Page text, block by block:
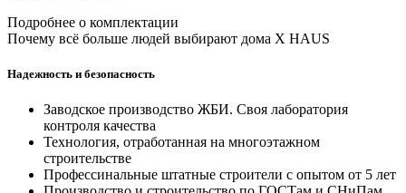
Подробнее о комплектации
Почему всё больше людей выбирают дома X HAUS
Надежность и безопасность
Заводское производство ЖБИ. Своя лаборатория
контроля качества
Технология, отработанная на многоэтажном
строительстве
Профессинальные штатные строители с опытом от 5 лет